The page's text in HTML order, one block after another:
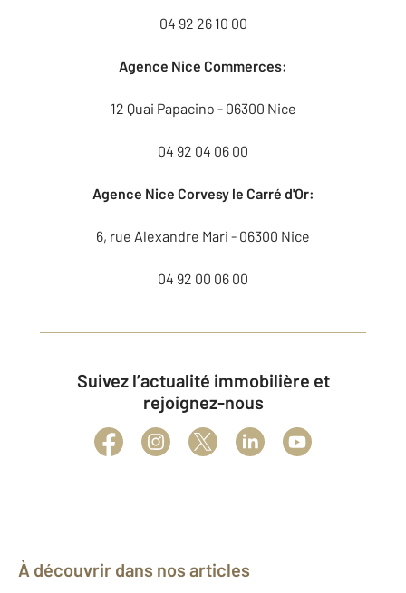
04 92 26 10 00
Agence Nice Commerces:
12 Quai Papacino - 06300 Nice
04 92 04 06 00
Agence Nice Corvesy le Carré d'Or:
6, rue Alexandre Mari - 06300 Nice
04 92 00 06 00
Suivez l’actualité immobilière et
rejoignez-nous
À découvrir dans nos articles